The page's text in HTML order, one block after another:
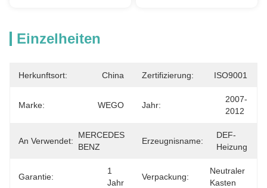
Einzelheiten
Herkunftsort: China Zertifizierung: ISO9001
Marke: WEGO Jahr:
2007-
2012
An Verwendet:
MERCEDES
BENZ
Erzeugnisname:
DEF-
Heizung
Garantie:
1
Jahr
Verpackung:
Neutraler
Kasten